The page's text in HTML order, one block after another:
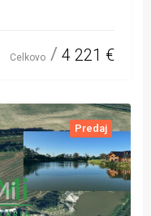
Celkovo 4 221 €
Predaj